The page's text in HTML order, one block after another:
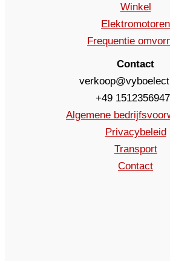
Winkel
Elektromotoren
Frequentie
Contact
+49
Algemene
Privacybeleid
Transport
Contact